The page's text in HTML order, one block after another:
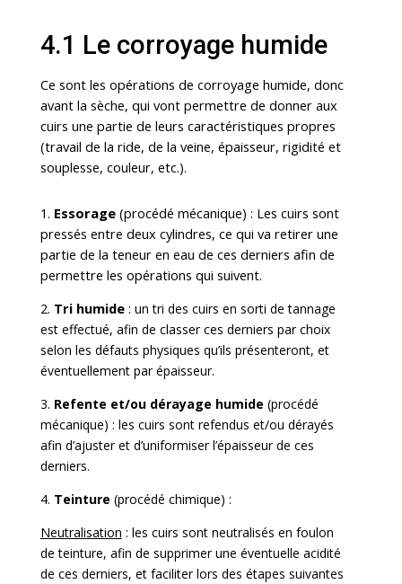
4.1 Le corroyage humide
Ce sont les opérations de corroyage humide, donc
avant la sèche, qui vont permettre de donner aux
cuirs une partie de leurs caractéristiques propres
(travail de la ride, de la veine, épaisseur, rigidité et
souplesse, couleur, etc.).
1. Essorage(procédé mécanique) : Les cuirs sont
pressés entre deux cylindres, ce qui va retirer une
partie de la teneur en eau de ces derniers afin de
permettre les opérations qui suivent.
2. Tri humide: un tri des cuirs en sorti de tannage
est effectué, afin de classer ces derniers par choix
selon les défauts physiques qu’ils présenteront, et
éventuellement par épaisseur.
3. Refente et/ou dérayage humide (procédé
mécanique) : les cuirs sont refendus et/ou dérayés
afin d’ajuster et d’uniformiser l’épaisseur de ces
derniers.
4. Teinture (procédé chimique) :
Neutralisation : les cuirs sont neutralisés en foulon
de teinture, afin de supprimer une éventuelle acidité
de ces derniers, et faciliter lors des étapes suivantes